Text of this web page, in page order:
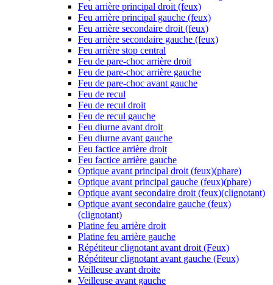
Feu arrière principal droit (feux)
Feu arrière principal gauche (feux)
Feu arrière secondaire droit (feux)
Feu arrière secondaire gauche (feux)
Feu arrière stop central
Feu de pare-choc arrière droit
Feu de pare-choc arrière gauche
Feu de pare-choc avant gauche
Feu de recul
Feu de recul droit
Feu de recul gauche
Feu diurne avant droit
Feu diurne avant gauche
Feu factice arrière droit
Feu factice arrière gauche
Optique avant principal droit (feux)(phare)
Optique avant principal gauche (feux)(phare)
Optique avant secondaire droit (feux)(clignotant)
Optique avant secondaire gauche (feux)
(clignotant)
Platine feu arrière droit
Platine feu arrière gauche
Répétiteur clignotant avant droit (Feux)
Répétiteur clignotant avant gauche (Feux)
Veilleuse avant droite
Veilleuse avant gauche